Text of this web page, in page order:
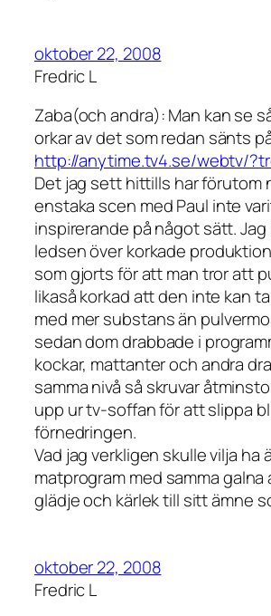
oktober 22, 2008
Fredric L
Zaba(och andra): Man kan se
orkar av det som redan sänts
http://anytime.tv4.se/webtv/
Det jag sett hittills har förutom
enstaka scen med Paul inte
inspirerande på något sätt. Jag
ledsen över korkade
som gjorts för att man tror att
likaså korkad att den inte kan
med mer substans än
sedan dom drabbade i
kockar, mattanter och andra
samma nivå så skruvar
upp ur tv-soffan för att slippa
förnedringen.
Vad jag verkligen skulle vilja ha
matprogram med samma
glädje och kärlek till sitt ämne
oktober 22, 2008
Fredric L